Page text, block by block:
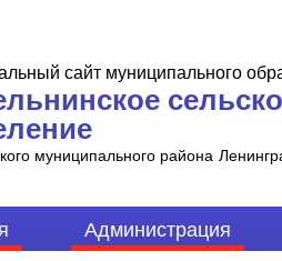
сайт муниципального
муниципального района
Администрация